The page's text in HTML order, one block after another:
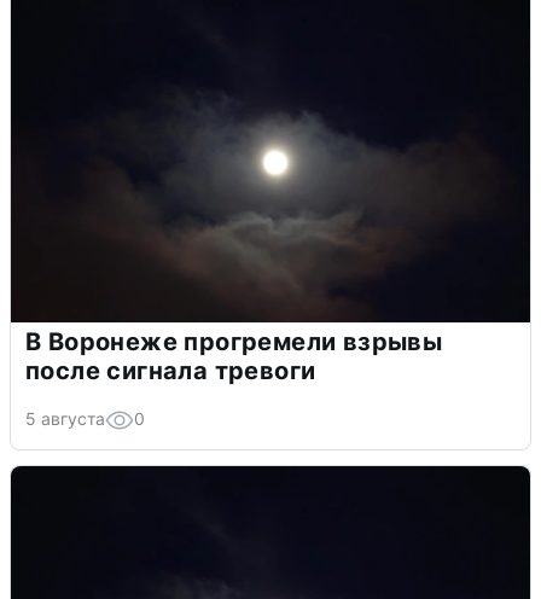
В Воронеже прогремели взрывы
после сигнала тревоги
5 августа 0